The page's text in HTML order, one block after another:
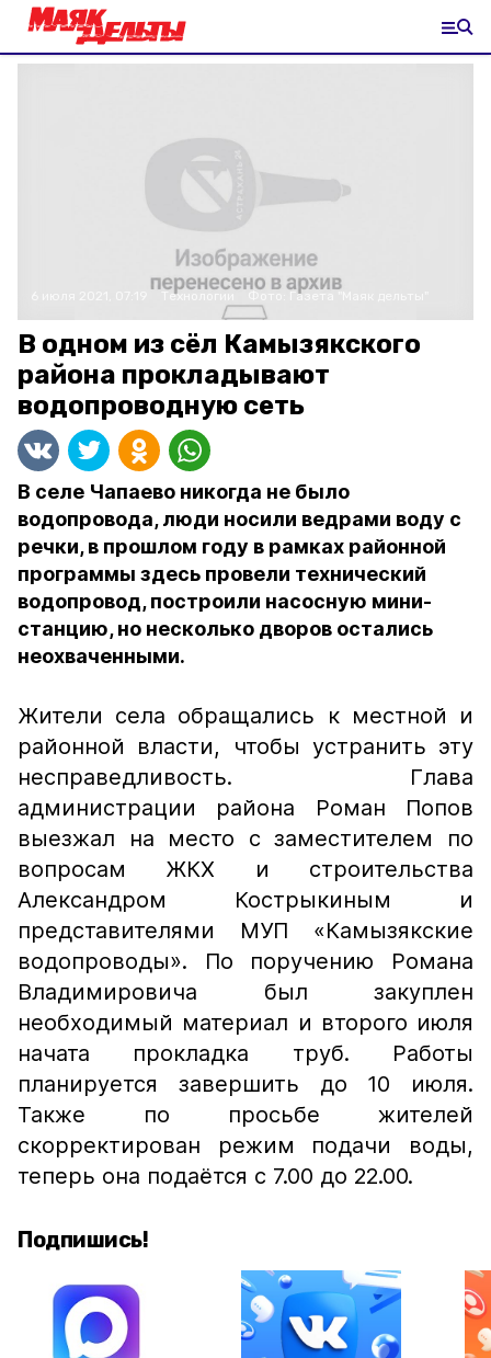
Технологии Фото: Газета "Маяк дельты"
В одном из сёл Камызякского
района прокладывают
водопроводную сеть
В селе Чапаево никогда не было
водопровода, люди носили ведрами воду с
речки, в прошлом году в рамках районной
программы здесь провели технический
водопровод, построили насосную мини-
станцию, но несколько дворов остались
неохваченными.
Жители села обращались к местной и
районной власти, чтобы устранить эту
несправедливость. Глава
администрации района Роман Попов
выезжал на место с заместителем по
вопросам ЖКХ и строительства
Александром Кострыкиным и
представителями МУП «Камызякские
водопроводы». По поручению Романа
Владимировича был закуплен
необходимый материал и второго июля
начата прокладка труб. Работы
планируется завершить до 10 июля.
Также по просьбе жителей
скорректирован режим подачи воды,
теперь она подаётся с 7.00 до 22.00.
Подпишись!